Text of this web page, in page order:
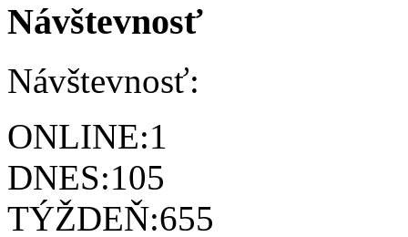
Návštevnosť
Návštevnosť:
ONLINE:1
DNES:105
TÝŽDEŇ:655